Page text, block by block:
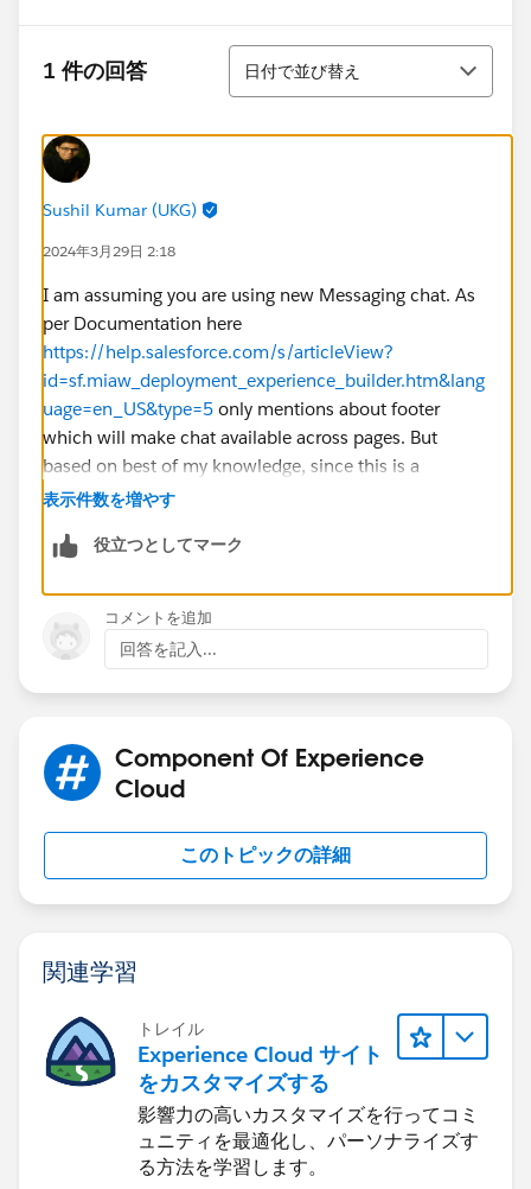
1 件の回答
並び替え
日付で並び替え
Sushil Kumar (UKG)
2024年3月29日 2:18
I am assuming you are using new Messaging chat. As
per Documentation here
https://help.salesforce.com/s/articleView?
id=sf.miaw_deployment_experience_builder.htm&lang
uage=en_US&type=5 only mentions about footer
which will make chat available across pages. But
based on best of my knowledge, since this is a
component, you should be able to drag it into home
footer. But if you drag into multiple pages, you will
try it and see how it goes. Hopefully it will persist the
chat as you move across pages.
表示件数を増やす
役立つとしてマーク
コメントを追加
回答を記入...
Component Of Experience
Cloud
このトピックの詳細
関連学習
トレイル
Experience Cloud サイト
をカスタマイズする
影響力の高いカスタマイズを行ってコミ
ュニティを最適化し、パーソナライズす
る方法を学習します。